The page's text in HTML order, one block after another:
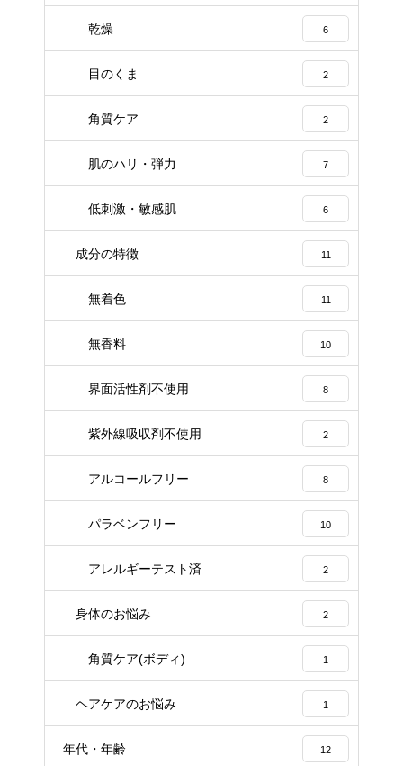
乾燥 6
目のくま 2
角質ケア 2
肌のハリ・弾力 7
低刺激・敏感肌 6
成分の特徴 11
無着色 11
無香料 10
界面活性剤不使用 8
紫外線吸収剤不使用 2
アルコールフリー 8
パラベンフリー 10
アレルギーテスト済 2
身体のお悩み 2
角質ケア(ボディ) 1
ヘアケアのお悩み 1
年代・年齢 12